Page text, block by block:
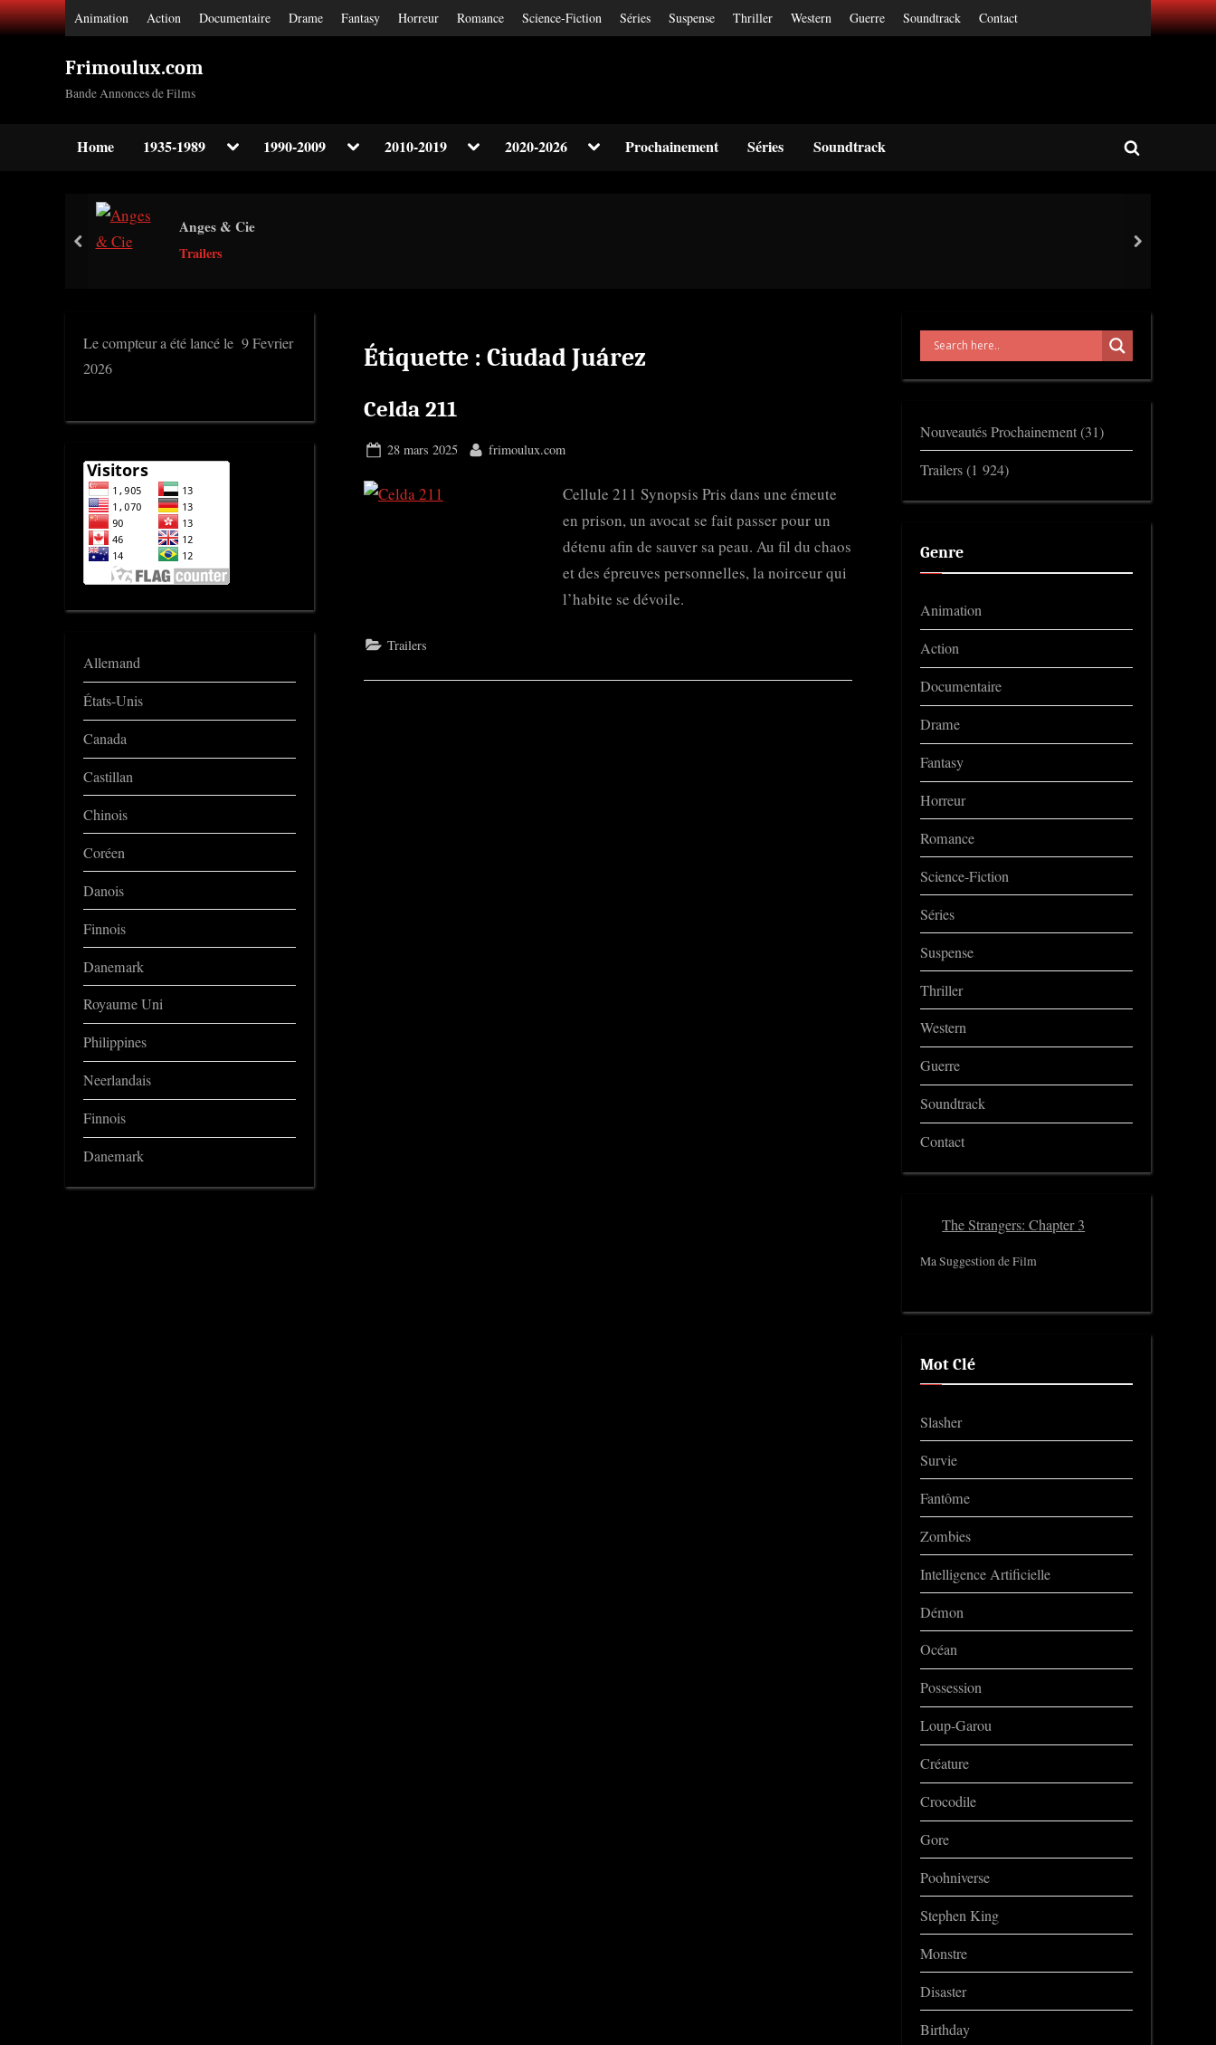
Skip
to
Animation Action Documentaire Drame Fantasy Horreur Romance Science-Fiction Séries Suspense Thriller Western Guerre Soundtrack Contact
Frimoulux.com
Bande Annonces de Films
Home 1935-1989 Toggle1990-2009 Toggle2010-2019 Toggle2020-2026 ToggleProchainement Séries Soundtrack
Toggle
Anges & Cie
Trailers
prev next
Étiquette : Ciudad Juárez
Celda 211
Posted
28 mars 2025 By
frimoulux.com
Cellule 211 Synopsis Pris dans une émeute
en prison, un avocat se fait passer pour un
détenu afin de sauver sa peau. Au fil du chaos
et des épreuves personnelles, la noirceur qui
l’habite se dévoile.
Trailers
Le compteur a été lancé le 9 Fevrier
2026
Allemand
États-Unis
Canada
Castillan
Chinois
Coréen
Danois
Finnois
Danemark
Royaume Uni
Philippines
Neerlandais
Finnois
Danemark
Nouveautés Prochainement(31)
Trailers(1 924)
Genre
Animation
Action
Documentaire
Drame
Fantasy
Horreur
Romance
Science-Fiction
Séries
Suspense
Thriller
Western
Guerre
Soundtrack
Contact
The Strangers: Chapter 3
Ma Suggestion de Film
Mot Clé
Slasher
Survie
Fantôme
Zombies
Intelligence Artificielle
Démon
Océan
Possession
Loup-Garou
Créature
Crocodile
Gore
Poohniverse
Stephen King
Monstre
Disaster
Birthday